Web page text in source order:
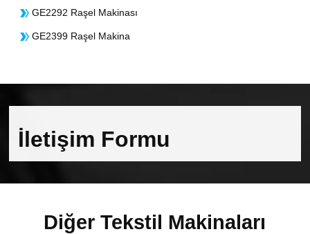
GE2292 Raşel Makinası
GE2399 Raşel Makina
İletişim Formu
Diğer Tekstil Makinaları